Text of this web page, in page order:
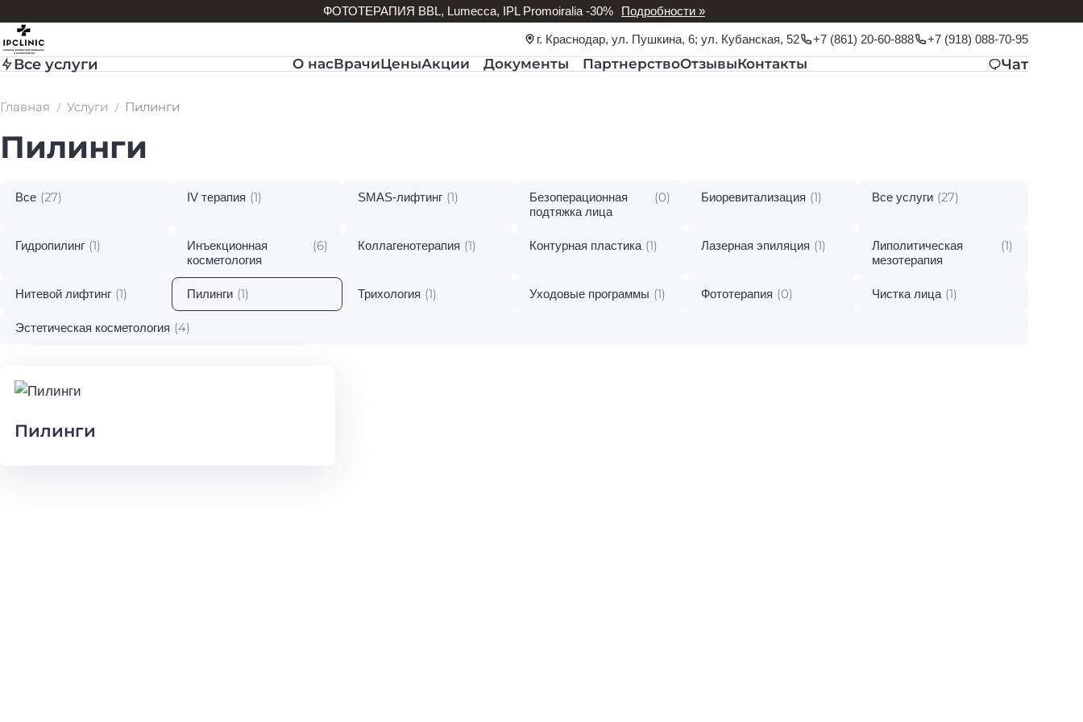
ФОТОТЕРАПИЯ BBL, Lumecca, IPL Promoiralia -30% Подробности »
г. Краснодар, ул. Пушкина, 6; ул. Кубанская, 52 +7 (861) 20-60-888 +7 (918) 088-70-95
Все услуги О насВрачиЦеныАкции Документы ПартнерствоОтзывыКонтакты Чат
Главная Услуги Пилинги
Пилинги
Все (27) IV терапия (1) SMAS-лифтинг (1)
Безоперационная
подтяжка лица
(0) Биоревитализация (1) Все услуги (27)
Гидропилинг (1)
Инъекционная
косметология
(6) Коллагенотерапия (1) Контурная пластика (1) Лазерная эпиляция (1)
Липолитическая
мезотерапия
(1)
Нитевой лифтинг (1) Пилинги (1) Трихология (1) Уходовые программы (1) Фототерапия (0) Чистка лица (1)
Эстетическая косметология (4)
Пилинги